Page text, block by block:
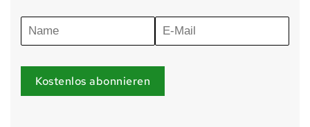
Kostenlos abonnieren